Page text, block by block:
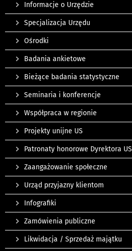
Informacje o Urzędzie
Specjalizacja Urzędu
Ośrodki
Badania ankietowe
Bieżące badania statystyczne
Seminaria i konferencje
Współpraca w regionie
Projekty unijne US
Patronaty honorowe Dyrektora US
Zaangażowanie społeczne
Urząd przyjazny klientom
Infografiki
Zamówienia publiczne
Likwidacja / Sprzedaż majątku